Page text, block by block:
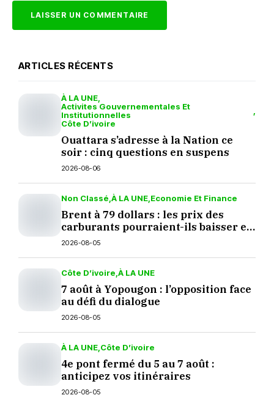
ARTICLES RÉCENTS
À LA UNE
Activites Gouvernementales Et
Institutionnelles
Côte D’ivoire
Ouattara s’adresse à la Nation ce
soir : cinq questions en suspens
2026-08-06
Non Classé À LA UNE Economie Et Finance
Brent à 79 dollars : les prix des
carburants pourraient-ils baisser en
septembre ?
2026-08-05
Côte D’ivoire À LA UNE
7 août à Yopougon : l’opposition face
au défi du dialogue
2026-08-05
À LA UNE Côte D’ivoire
4e pont fermé du 5 au 7 août :
anticipez vos itinéraires
2026-08-05